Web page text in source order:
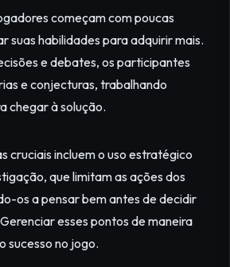
começam com poucas
suas habilidades para adquirir mais.
e debates, os participantes
e conjecturas, trabalhando
chegar à solução.
cruciais incluem o uso estratégico
que limitam as ações dos
os a pensar bem antes de decidir
esses pontos de maneira
sucesso no jogo.